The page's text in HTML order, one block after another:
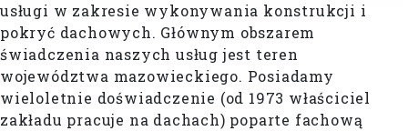
usługi w zakresie wykonywania konstrukcji i
pokryć dachowych. Głównym obszarem
świadczenia naszych usług jest teren
województwa mazowieckiego. Posiadamy
wieloletnie doświadczenie (od 1973 właściciel
zakładu pracuje na dachach) poparte fachową